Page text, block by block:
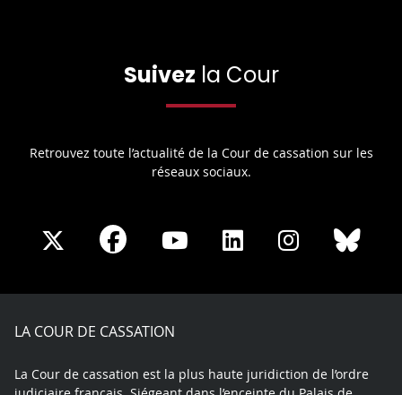
Suivez la Cour
Retrouvez toute l’actualité de la Cour de cassation sur les
réseaux sociaux.
Share
X
Share
Facebook
Share
Youtube
Share
LinkedIn
Share
Instagram
LA COUR DE CASSATION
La Cour de cassation est la plus haute juridiction de l’ordre